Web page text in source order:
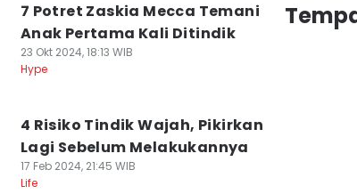
7 Potret Zaskia Mecca Temani
Anak Pertama Kali Ditindik
23 Okt 2024, 18:13 WIB
Hype
4 Risiko Tindik Wajah, Pikirkan
Lagi Sebelum Melakukannya
17 Feb 2024, 21:45 WIB
Life